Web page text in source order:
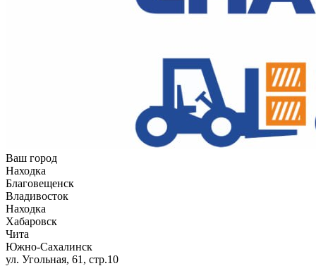
Ваш город
Находка
Благовещенск
Владивосток
Находка
Хабаровск
Чита
Южно-Сахалинск
ул. Угольная, 61, стр.10